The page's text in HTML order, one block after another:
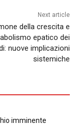
Next article
della crescita e
epatico dei
nuove implicazioni
sistemiche
imminente